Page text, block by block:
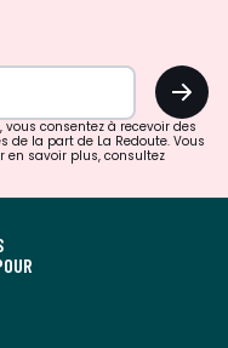
OK
vous consentez à recevoir des
la part de La Redoute. Vous
en savoir plus, consultez